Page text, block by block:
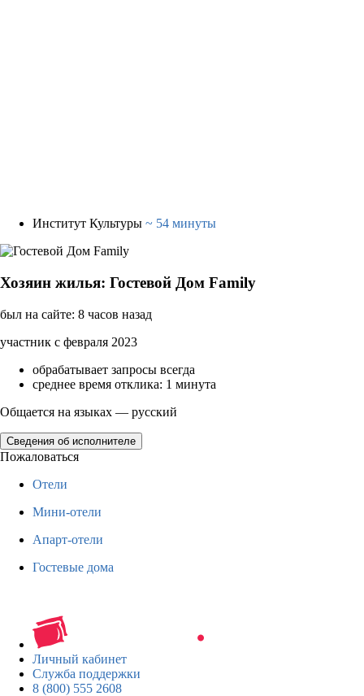
Институт Культуры ~ 54 минуты
Хозяин жилья: Гостевой Дом Family
был на сайте: 8 часов назад
участник с февраля 2023
обрабатывает запросы всегда
среднее время отклика: 1 минута
Общается на языках — русский
Сведения об исполнителе
Пожаловаться
Отели
Мини-отели
Апарт-отели
Гостевые дома
Личный кабинет
Служба поддержки
8 (800) 555 2608